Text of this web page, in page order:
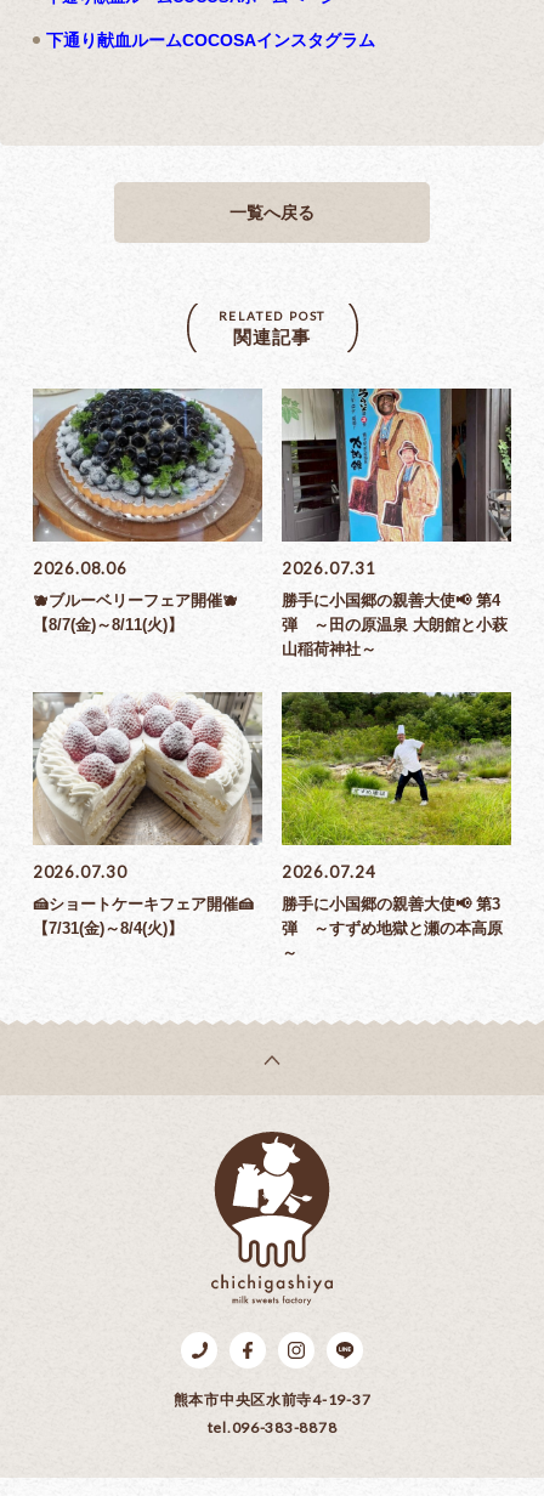
下通り献血ルームCOCOSAインスタグラム
一覧へ戻る
RELATED POST
関連記事
2026.08.06
🫐ブルーベリーフェア開催🫐
【8/7(金)～8/11(火)】
2026.07.31
勝手に小国郷の親善大使📢 第4
弾 ～田の原温泉 大朗館と小萩
山稲荷神社～
2026.07.30
🍰ショートケーキフェア開催🍰
【7/31(金)～8/4(火)】
2026.07.24
勝手に小国郷の親善大使📢 第3
弾 ～すずめ地獄と瀬の本高原
～
Tel.096-383-8878
FacebookInstagram
熊本市中央区水前寺4-19-37
tel.096-383-8878